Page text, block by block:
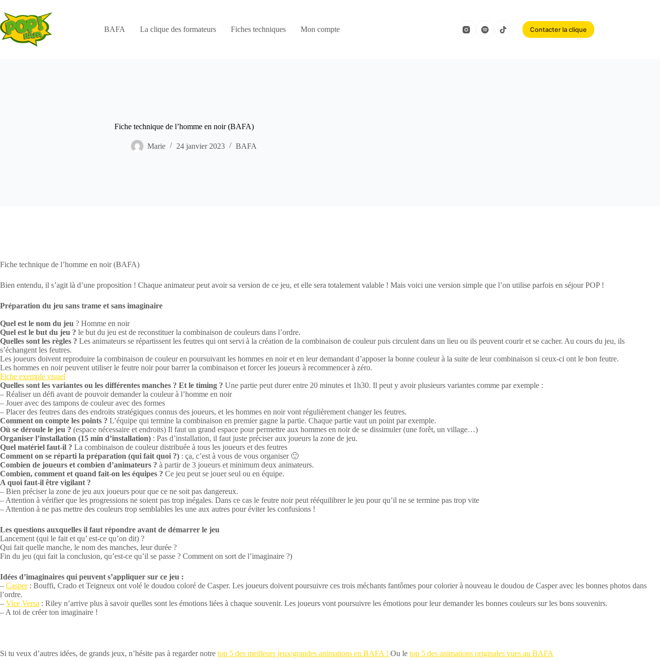
au
contenu
BAFA
La clique des formateurs Fiches techniques Mon compte Contacter la clique
Fiche technique de l’homme en noir (BAFA)
Marie 24 janvier 2023 BAFA
Fiche technique de l’homme en noir (BAFA)
Bien entendu, il s’agit là d’une proposition ! Chaque animateur peut avoir sa version de ce jeu, et elle sera totalement valable ! Mais voici une version simple que l’on utilise parfois en séjour POP !
Préparation du jeu sans trame et sans imaginaire
Quel est le nom du jeu ? Homme en noir
Quel est le but du jeu ? le but du jeu est de reconstituer la combinaison de couleurs dans l’ordre.
Quelles sont les règles ? Les animateurs se répartissent les feutres qui ont servi à la création de la combinaison de couleur puis circulent dans un lieu ou ils peuvent courir et se cacher. Au cours du jeu, ils
s’échangent les feutres.
Les joueurs doivent reproduire la combinaison de couleur en poursuivant les hommes en noir et en leur demandant d’apposer la bonne couleur à la suite de leur combinaison si ceux-ci ont le bon feutre.
Les hommes en noir peuvent utiliser le feutre noir pour barrer la combinaison et forcer les joueurs à recommencer à zéro.
Fiche exemple visuel
Quelles sont les variantes ou les différentes manches ? Et le timing ? Une partie peut durer entre 20 minutes et 1h30. Il peut y avoir plusieurs variantes comme par exemple :
– Réaliser un défi avant de pouvoir demander la couleur à l’homme en noir
– Jouer avec des tampons de couleur avec des formes
– Placer des feutres dans des endroits stratégiques connus des joueurs, et les hommes en noir vont régulièrement changer les feutres.
Comment on compte les points ? L’équipe qui termine la combinaison en premier gagne la partie. Chaque partie vaut un point par exemple.
Où se déroule le jeu ? (espace nécessaire et endroits) Il faut un grand espace pour permettre aux hommes en noir de se dissimuler (une forêt, un village…)
Organiser l’installation (15 min d’installation) : Pas d’installation, il faut juste préciser aux joueurs la zone de jeu.
Quel matériel faut-il ? La combinaison de couleur distribuée à tous les joueurs et des feutres
Comment on se réparti la préparation (qui fait quoi ?) : ça, c’est à vous de vous organiser 🙂
Combien de joueurs et combien d’animateurs ? à partir de 3 joueurs et minimum deux animateurs.
Combien, comment et quand fait-on les équipes ? Ce jeu peut se jouer seul ou en équipe.
A quoi faut-il être vigilant ?
– Bien préciser la zone de jeu aux joueurs pour que ce ne soit pas dangereux.
– Attention à vérifier que les progressions ne soient pas trop inégales. Dans ce cas le feutre noir peut rééquilibrer le jeu pour qu’il ne se termine pas trop vite
– Attention à ne pas mettre des couleurs trop semblables les une aux autres pour éviter les confusions !
Les questions auxquelles il faut répondre avant de démarrer le jeu
Lancement (qui le fait et qu’ est-ce qu’on dit) ?
Qui fait quelle manche, le nom des manches, leur durée ?
Fin du jeu (qui fait la conclusion, qu’est-ce qu’il se passe ? Comment on sort de l’imaginaire ?)
Idées d’imaginaires qui peuvent s’appliquer sur ce jeu :
– Casper: Bouffi, Crado et Teigneux ont volé le doudou coloré de Casper. Les joueurs doivent poursuivre ces trois méchants fantômes pour colorier à nouveau le doudou de Casper avec les bonnes photos dans
l’ordre.
– Vice Versa : Riley n’arrive plus à savoir quelles sont les émotions liées à chaque souvenir. Les joueurs vont poursuivre les émotions pour leur demander les bonnes couleurs sur les bons souvenirs.
– A toi de créer ton imaginaire !
Si tu veux d’autres idées, de grands jeux, n’hésite pas à regarder notre top 5 des meilleurs jeux/grandes animations en BAFA ! Ou le top 5 des animations originales vues au BAFA